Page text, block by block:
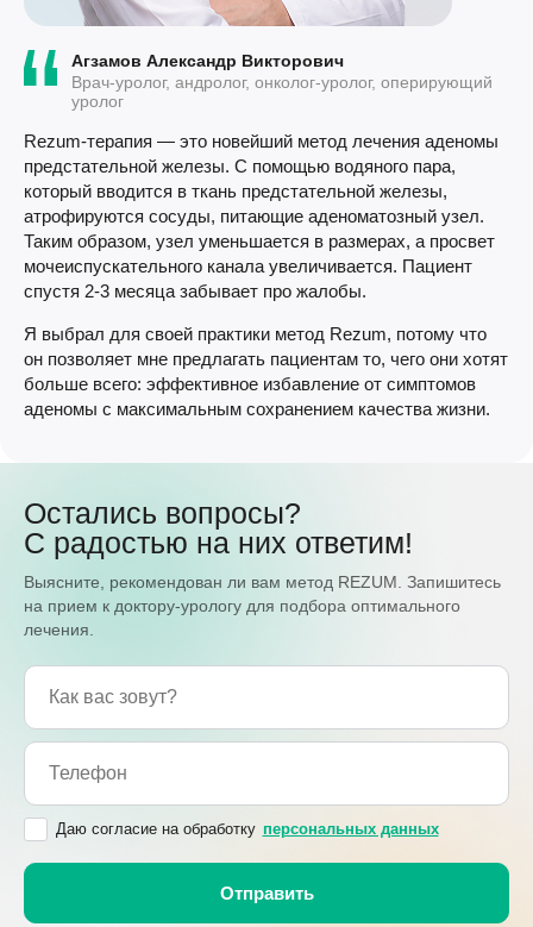
Агзамов Александр Викторович
Врач-уролог, андролог, онколог-уролог, оперирующий
уролог
Rezum-терапия — это новейший метод лечения аденомы
предстательной железы. С помощью водяного пара,
который вводится в ткань предстательной железы,
атрофируются сосуды, питающие аденоматозный узел.
Таким образом, узел уменьшается в размерах, а просвет
мочеиспускательного канала увеличивается. Пациент
спустя 2-3 месяца забывает про жалобы.
Я выбрал для своей практики метод Rezum, потому что
он позволяет мне предлагать пациентам то, чего они хотят
больше всего: эффективное избавление от симптомов
аденомы с максимальным сохранением качества жизни.
Остались вопросы?
С радостью на них ответим!
Выясните, рекомендован ли вам метод REZUM. Запишитесь
на прием к доктору-урологу для подбора оптимального
лечения.
Даю согласие на обработку персональных данных